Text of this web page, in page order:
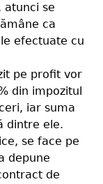
atunci se
ca
efectuate cu
pe profit vor
din impozitul
iar suma
dintre ele.
se face pe
depune
de